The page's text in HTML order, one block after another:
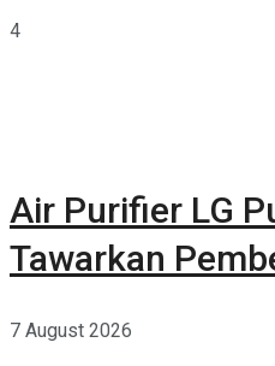
4
Air Purifier LG
Tawarkan
7 August 2026